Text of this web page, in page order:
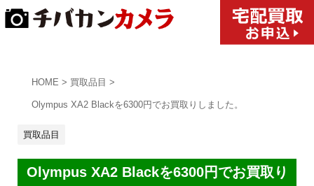
HOME > 買取品目 >
Olympus XA2 Blackを6300円でお買取りしました。
買取品目
Olympus XA2 Blackを6300円でお買取り